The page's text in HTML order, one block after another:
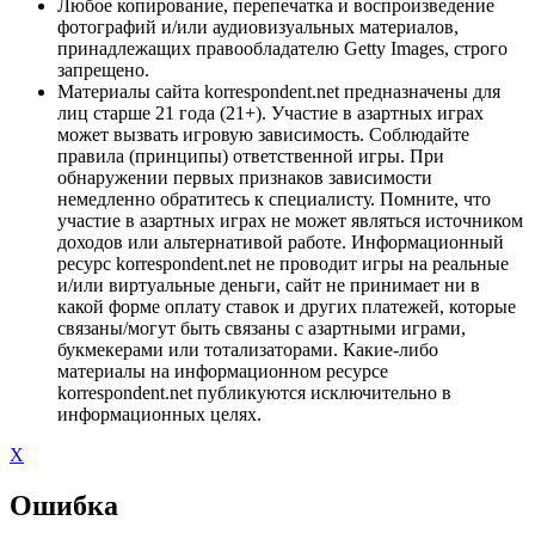
Любое копирование, перепечатка и воспроизведение
фотографий и/или аудиовизуальных материалов,
принадлежащих правообладателю Getty Images, строго
запрещено.
Материалы сайта korrespondent.net предназначены для
лиц старше 21 года (21+). Участие в азартных играх
может вызвать игровую зависимость. Соблюдайте
правила (принципы) ответственной игры. При
обнаружении первых признаков зависимости
немедленно обратитесь к специалисту. Помните, что
участие в азартных играх не может являться источником
доходов или альтернативой работе. Информационный
ресурс korrespondent.net не проводит игры на реальные
и/или виртуальные деньги, сайт не принимает ни в
какой форме оплату ставок и других платежей, которые
связаны/могут быть связаны с азартными играми,
букмекерами или тотализаторами. Какие-либо
материалы на информационном ресурсе
korrespondent.net публикуются исключительно в
информационных целях.
X
Ошибка